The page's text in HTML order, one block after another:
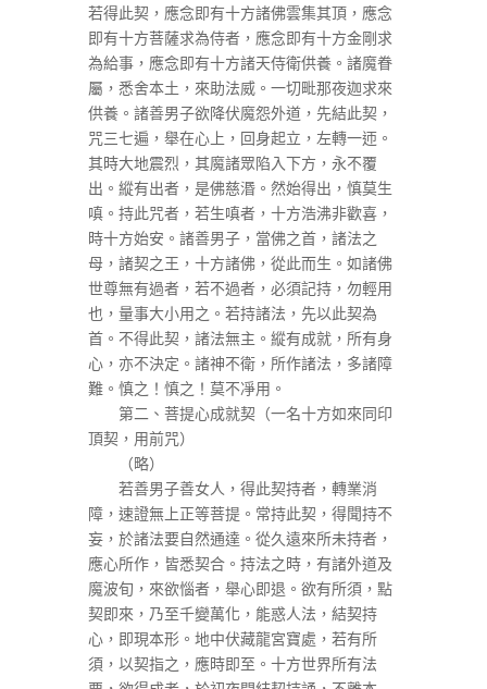
若得此契，應念即有十方諸佛雲集其頂，應念
即有十方菩薩求為侍者，應念即有十方金剛求
為給事，應念即有十方諸天侍衛供養。諸魔眷
屬，悉舍本土，來助法威。一切毗那夜迦求來
供養。諸善男子欲降伏魔怨外道，先結此契，
咒三七遍，舉在心上，回身起立，左轉一迊。
其時大地震烈，其魔諸眾陷入下方，永不覆
出。縱有出者，是佛慈湣。然始得出，慎莫生
嗔。持此咒者，若生嗔者，十方浩沸非歡喜，
時十方始安。諸善男子，當佛之首，諸法之
母，諸契之王，十方諸佛，從此而生。如諸佛
世尊無有過者，若不過者，必須記持，勿輕用
也，量事大小用之。若持諸法，先以此契為
首。不得此契，諸法無主。縱有成就，所有身
心，亦不決定。諸神不衛，所作諸法，多諸障
難。慎之！慎之！莫不凈用。
第二、菩提心成就契（一名十方如來同印
頂契，用前咒）
（略）
若善男子善女人，得此契持者，轉業消
障，速證無上正等菩提。常持此契，得聞持不
妄，於諸法要自然通達。從久遠來所未持者，
應心所作，皆悉契合。持法之時，有諸外道及
魔波旬，來欲惱者，舉心即退。欲有所須，點
契即來，乃至千變萬化，能惑人法，結契持
心，即現本形。地中伏藏龍宮寶處，若有所
須，以契指之，應時即至。十方世界所有法